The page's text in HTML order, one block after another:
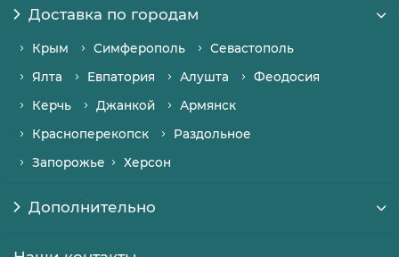
Доставка по городам
Крым Симферополь
Севастополь
Ялта
Евпатория Алушта
Феодосия
Керчь
Джанкой
Армянск
Красноперекопск
Раздольное
Запорожье
Херсон
Дополнительно